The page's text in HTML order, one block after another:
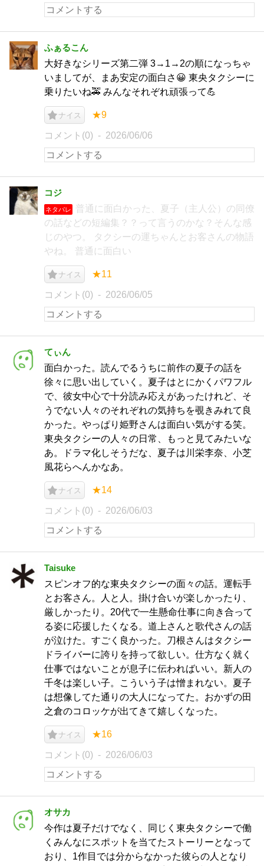
ふぁるこん
大好きなシリーズ第二弾 3→1→2の順になっちゃ
いましてが、まあ安定の面白さ😀 東央タクシーに
乗りたいね🚕 みんなそれぞれ頑張って💪
ナイス ★9
コメント(0) 2026/06/06
コジ
ネタバレ
普通に面白かった、夏子（主人公）の同僚
の話などの短編集？？って言うのかな？そんな感
じのやつ。 タクシーの運ちゃんとお客さんの物語
やね。 普通に面白い
ナイス ★11
コメント(0) 2026/06/05
てぃん
面白かった。読んでるうちに前作の夏子の話を
徐々に思い出していく。夏子はとにかくパワフル
で、彼女中心で十分読み応えがあったけれど、そ
うでない人々のそれぞれの気持ちを覗きみれて良
かった。やっぱり姫野さんは面白い気がする笑。
東央タクシーの人々の日常、もっと見てみたいな
あ。ドラマ化しそうだな、夏子は川栄李奈、小芝
風花らへんかなあ。
ナイス ★14
コメント(0) 2026/06/03
Taisuke
スピンオフ的な東央タクシーの面々の話。運転手
とお客さん。人と人。掛け合いが楽しかったり、
厳しかったり。20代で一生懸命仕事に向き合って
る姿に応援したくなる。道上さんと歌代さんの話
が泣けた。すごく良かった。刀根さんはタクシー
ドライバーに誇りを持って欲しい。仕方なく就く
仕事ではないことが息子に伝わればいい。新人の
千冬は楽しい子。こういう子は憎まれない。夏子
は想像してた通りの大人になってた。おかずの田
之倉のコロッケが出てきて嬉しくなった。
ナイス ★16
コメント(0) 2026/06/03
オサカ
今作は夏子だけでなく、同じく東央タクシーで働
くみんなにスポットを当てたストーリーとなって
おり、1作目では分からなかった彼らの人となり